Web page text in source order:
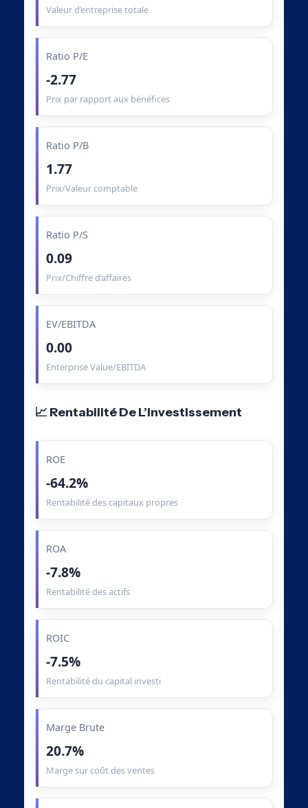
Valeur d’entreprise totale
Ratio P/E
-2.77
Prix par rapport aux bénéfices
Ratio P/B
1.77
Prix/Valeur comptable
Ratio P/S
0.09
Prix/Chiffre d’affaires
EV/EBITDA
0.00
Enterprise Value/EBITDA
📈 Rentabilité De L’Investissement
ROE
-64.2%
Rentabilité des capitaux propres
ROA
-7.8%
Rentabilité des actifs
ROIC
-7.5%
Rentabilité du capital investi
Marge Brute
20.7%
Marge sur coût des ventes